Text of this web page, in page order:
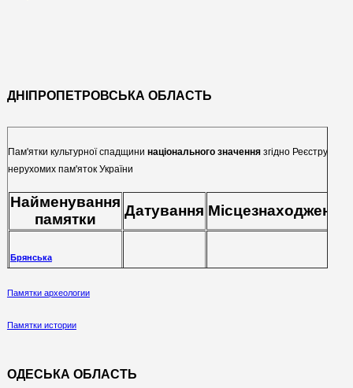
ДНІПРОПЕТРОВСЬКА ОБЛАСТЬ
Пам'ятки культурної спадщини національного значення згідно Реєстру
нерухомих пам'яток України
Найменування
памятки
Датування Місцезнаходження
Брянська
Дніпропетровський
Памятки археологии
Памятки истории
ОДЕСЬКА ОБЛАСТЬ